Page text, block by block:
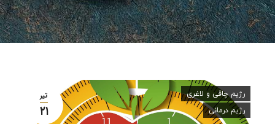
تیر
۲۱
رژیم چاقی و لاغری
رژیم درمانی